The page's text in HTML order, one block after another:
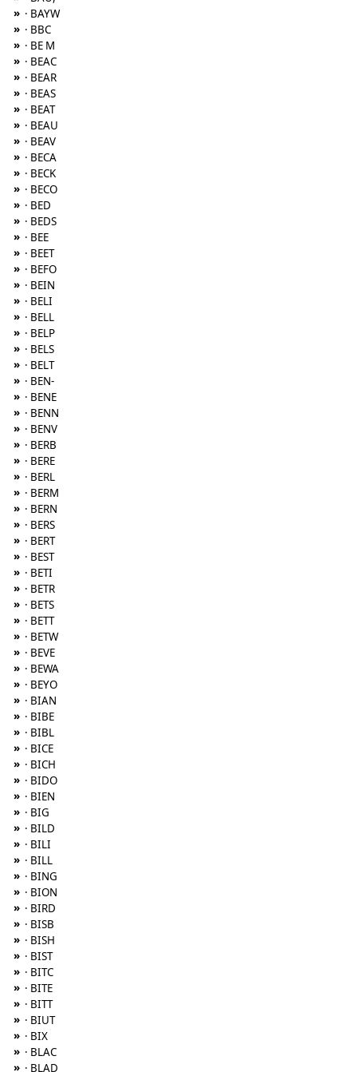
» · BAYW
» · BBC
» · BE M
» · BEAC
» · BEAR
» · BEAS
» · BEAT
» · BEAU
» · BEAV
» · BECA
» · BECK
» · BECO
» · BED
» · BEDS
» · BEE
» · BEET
» · BEFO
» · BEIN
» · BELI
» · BELL
» · BELP
» · BELS
» · BELT
» · BEN-
» · BENE
» · BENN
» · BENV
» · BERB
» · BERE
» · BERL
» · BERM
» · BERN
» · BERS
» · BERT
» · BEST
» · BETI
» · BETR
» · BETS
» · BETT
» · BETW
» · BEVE
» · BEWA
» · BEYO
» · BIAN
» · BIBE
» · BIBL
» · BICE
» · BICH
» · BIDO
» · BIEN
» · BIG
» · BILD
» · BILI
» · BILL
» · BING
» · BION
» · BIRD
» · BISB
» · BISH
» · BIST
» · BITC
» · BITE
» · BITT
» · BIUT
» · BIX
» · BLAC
» · BLAD